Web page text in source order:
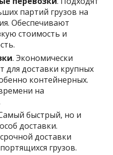
партий грузов на
Обеспечивают
стоимость и
. Экономически
для доставки крупных
контейнерных.
на
быстрый, но и
доставки.
доставки
грузов.